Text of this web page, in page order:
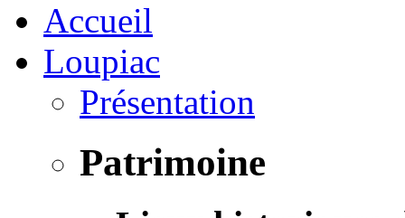
Accueil
Loupiac
Présentation
Patrimoine